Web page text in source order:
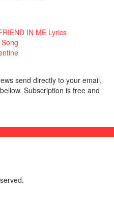
IN ME Lyrics
send directly to your email,
Subscription is free and